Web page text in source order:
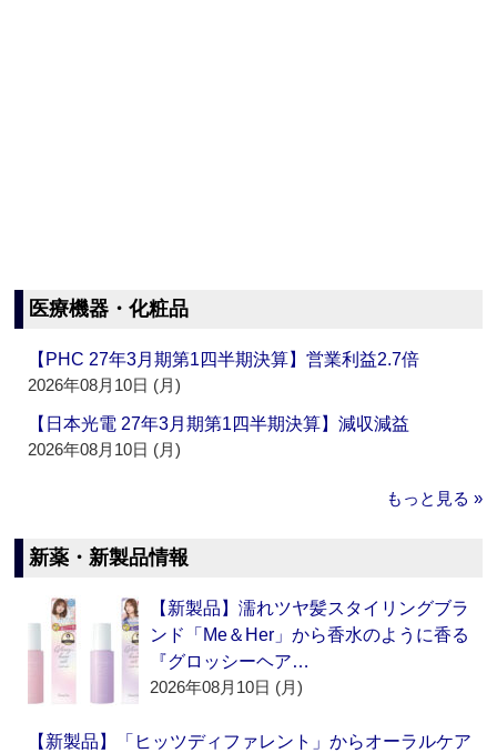
医療機器・化粧品
【PHC 27年3月期第1四半期決算】営業利益2.7倍
2026年08月10日 (月)
【日本光電 27年3月期第1四半期決算】減収減益
2026年08月10日 (月)
もっと見る »
新薬・新製品情報
【新製品】濡れツヤ髪スタイリングブラ
ンド「Me＆Her」から香水のように香る
『グロッシーヘア…
2026年08月10日 (月)
【新製品】「ヒッツディファレント」からオーラルケア